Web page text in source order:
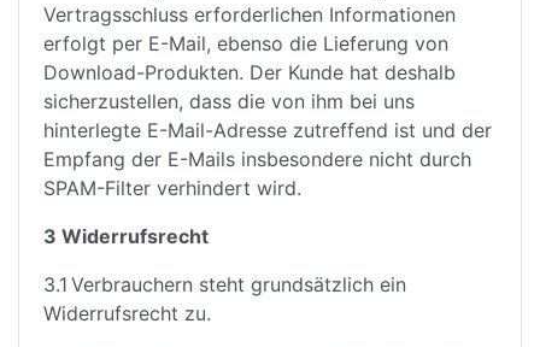
Vertragsschluss erforderlichen Informationen
erfolgt per E-Mail, ebenso die Lieferung von
Download-Produkten. Der Kunde hat deshalb
sicherzustellen, dass die von ihm bei uns
hinterlegte E-Mail-Adresse zutreffend ist und der
Empfang der E-Mails insbesondere nicht durch
SPAM-Filter verhindert wird.
3 Widerrufsrecht
3.1 Verbrauchern steht grundsätzlich ein
Widerrufsrecht zu.